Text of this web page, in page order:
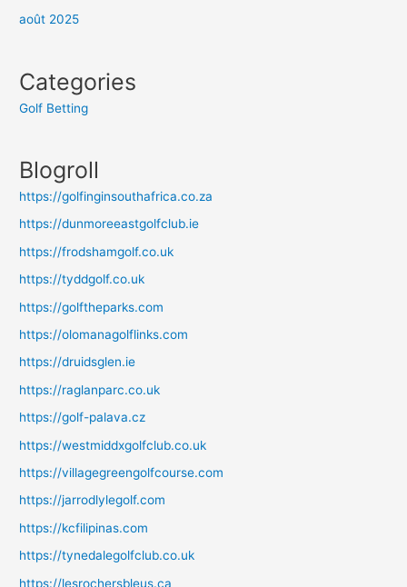
août 2025
Categories
Golf Betting
Blogroll
https://golfinginsouthafrica.co.za
https://dunmoreeastgolfclub.ie
https://frodshamgolf.co.uk
https://tyddgolf.co.uk
https://golftheparks.com
https://olomanagolflinks.com
https://druidsglen.ie
https://raglanparc.co.uk
https://golf-palava.cz
https://westmiddxgolfclub.co.uk
https://villagegreengolfcourse.com
https://jarrodlylegolf.com
https://kcfilipinas.com
https://tynedalegolfclub.co.uk
https://lesrochersbleus.ca